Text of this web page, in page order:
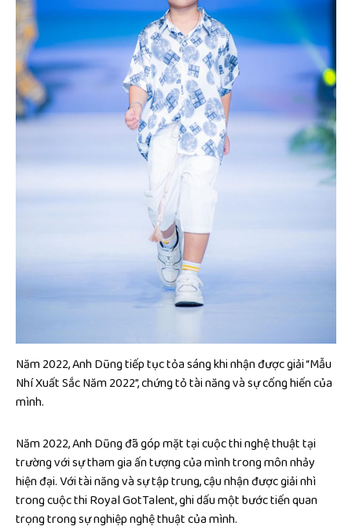
Năm 2022, Anh Dũng tiếp tục tỏa sáng khi nhận được giải “Mẫu
Nhí Xuất Sắc Năm 2022”, chứng tỏ tài năng và sự cống hiến của
mình.
Năm 2022, Anh Dũng đã góp mặt tại cuộc thi nghệ thuật tại
trường với sự tham gia ấn tượng của mình trong môn nhảy
hiện đại. Với tài năng và sự tập trung, cậu nhận được giải nhì
trong cuộc thi Royal GotTalent, ghi dấu một bước tiến quan
trọng trong sự nghiệp nghệ thuật của mình.